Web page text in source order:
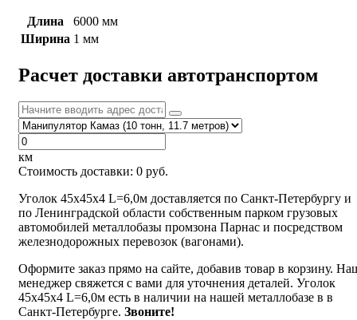
Длина
6000 мм
Ширина 1 мм
Расчет доставки автотранспортом
км
Стоимость доставки: 0 руб.
Уголок 45х45х4 L=6,0м доставляется по Санкт-Петербургу и
по Ленинградской области собственным парком грузовых
автомобилей металлобазы промзона Парнас и посредством
железнодорожных перевозок (вагонами).
Оформите заказ прямо на сайте, добавив товар в корзину.
менеджер свяжется с вами для уточнения деталей. Уголок
45х45х4 L=6,0м есть в наличии на нашей металлобазе в в
Санкт-Петербурге. Звоните!